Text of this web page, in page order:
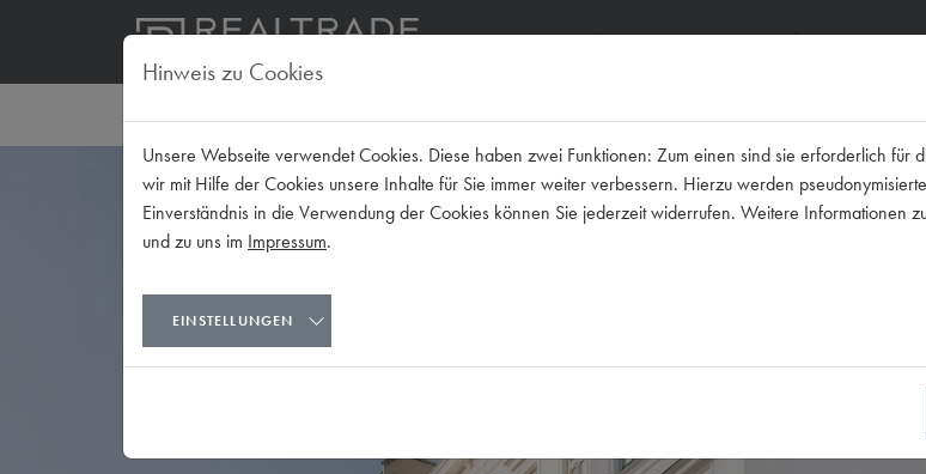
Immobilie kaufen Immobilie Verkaufen Die
ZURÜCK ZUR ÜBERSICHT
Hinweis zu Cookies
Unsere Webseite verwendet Cookies. Diese haben zwei Funktionen: Zum einen sind sie erforderlich
wir mit Hilfe der Cookies unsere Inhalte für Sie immer weiter verbessern. Hierzu werden
Einverständnis in die Verwendung der Cookies können Sie jederzeit widerrufen. Weitere Informationen
und zu uns im Impressum.
EINSTELLUNGEN